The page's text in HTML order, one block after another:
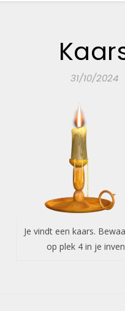
31/10/2024
Je vindt een kaars.
op plek 4 in je